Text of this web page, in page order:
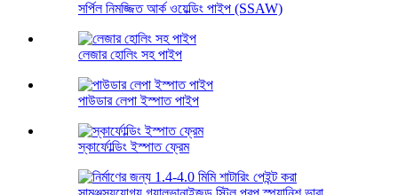
সর্পিল নিমজ্জিত আর্ক ওয়েল্ডিং পাইপ (SSAW)
লেজার হোলিং সহ পাইপ
পাউডার লেপা ইস্পাত পাইপ
স্কার্ফোল্ডিং ইস্পাত ফ্রেম